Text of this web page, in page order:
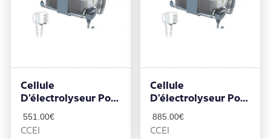
Cellule
D’électrolyseur Pour
Limpido 100
551.00€
CCEI
Cellule
D’électrolyseur Pour
Limpido 160
885.00€
CCEI